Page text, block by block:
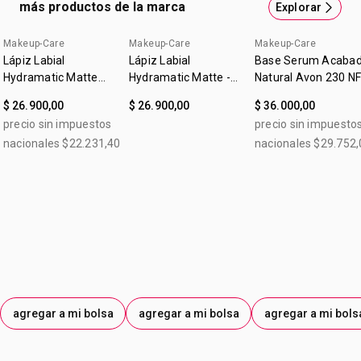
Hydramatic -Maquillaje: Glamuroso efecto brillante de
color intenso. -Cuidado: Con más del 50% de ingredientes
hidratantes y protectores de la piel. Labios hidratados,
más voluminosos y suaves al instante y con el tiempo.1 -
ayudar a prevenir la resequedad.2 Con FPS 20.3 Basado
en un estudio con consumidores 1 . Basado en un estudio
de eficacia clínica.2 Este producto no es protector solar 3.
más productos de la marca Explorar
Makeup-Care
Lápiz Labial
Hydramatic Matte
Mauve 3,6g
$ 26.900,00
precio sin impuestos
nacionales $22.231,40
agregar a mi bolsa
Makeup-Care
Lápiz Labial
Hydramatic Matte -
$ 26.900,00
agregar a mi bolsa
Makeup-Care
Base Serum
Natural Avon 230 NF
$ 36.000,00
precio sin
nacionales
agregar a mi